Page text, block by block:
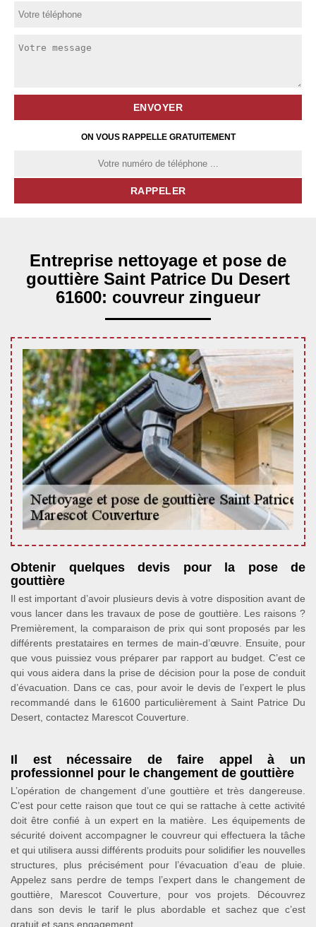
ON VOUS RAPPELLE GRATUITEMENT
Entreprise nettoyage et pose de
gouttière Saint Patrice Du Desert
61600: couvreur zingueur
Obtenir quelques devis pour la pose de
gouttière
Il est important d’avoir plusieurs devis à votre disposition avant de
vous lancer dans les travaux de pose de gouttière. Les raisons ?
Premièrement, la comparaison de prix qui sont proposés par les
différents prestataires en termes de main-d’œuvre. Ensuite, pour
que vous puissiez vous préparer par rapport au budget. C’est ce
qui vous aidera dans la prise de décision pour la pose de conduit
d’évacuation. Dans ce cas, pour avoir le devis de l’expert le plus
recommandé dans le 61600 particulièrement à Saint Patrice Du
Desert, contactez Marescot Couverture.
Il est nécessaire de faire appel à un
professionnel pour le changement de gouttière
L’opération de changement d’une gouttière et très dangereuse.
C’est pour cette raison que tout ce qui se rattache à cette activité
doit être confié à un expert en la matière. Les équipements de
sécurité doivent accompagner le couvreur qui effectuera la tâche
et qui utilisera aussi différents produits pour solidifier les nouvelles
structures, plus précisément pour l’évacuation d’eau de pluie.
Appelez sans perdre de temps l’expert dans le changement de
gouttière, Marescot Couverture, pour vos projets. Découvrez
dans son devis le tarif le plus abordable et sachez que c’est
gratuit et sans engagement.